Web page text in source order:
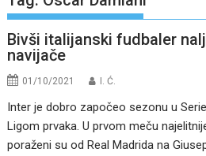
Bivši italijanski fudbaler
navijače
01/10/2021 I. Ć.
Inter je dobro započeo sezonu u
Ligom prvaka. U prvom meču
poraženi su od Real Madrida na